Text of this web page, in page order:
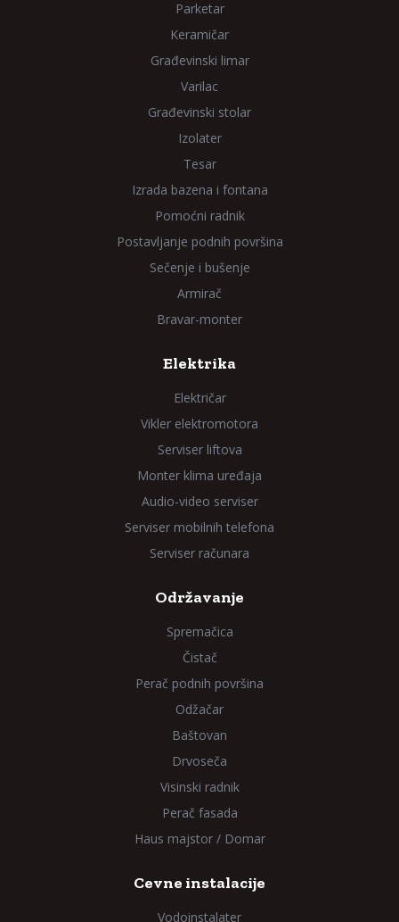
Parketar
Keramičar
Građevinski limar
Varilac
Građevinski stolar
Izolater
Tesar
Izrada bazena i fontana
Pomoćni radnik
Postavljanje podnih površina
Sečenje i bušenje
Armirač
Bravar-monter
Elektrika
Električar
Vikler elektromotora
Serviser liftova
Monter klima uređaja
Audio-video serviser
Serviser mobilnih telefona
Serviser računara
Održavanje
Spremačica
Čistač
Perač podnih površina
Odžačar
Baštovan
Drvoseča
Visinski radnik
Perač fasada
Haus majstor / Domar
Cevne instalacije
Vodoinstalater